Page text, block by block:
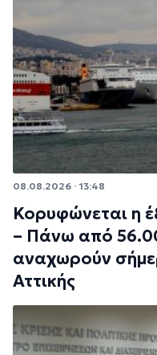
08.08.2026 · 13:48
Κορυφώνεται η
– Πάνω από
αναχωρούν
Αττικής